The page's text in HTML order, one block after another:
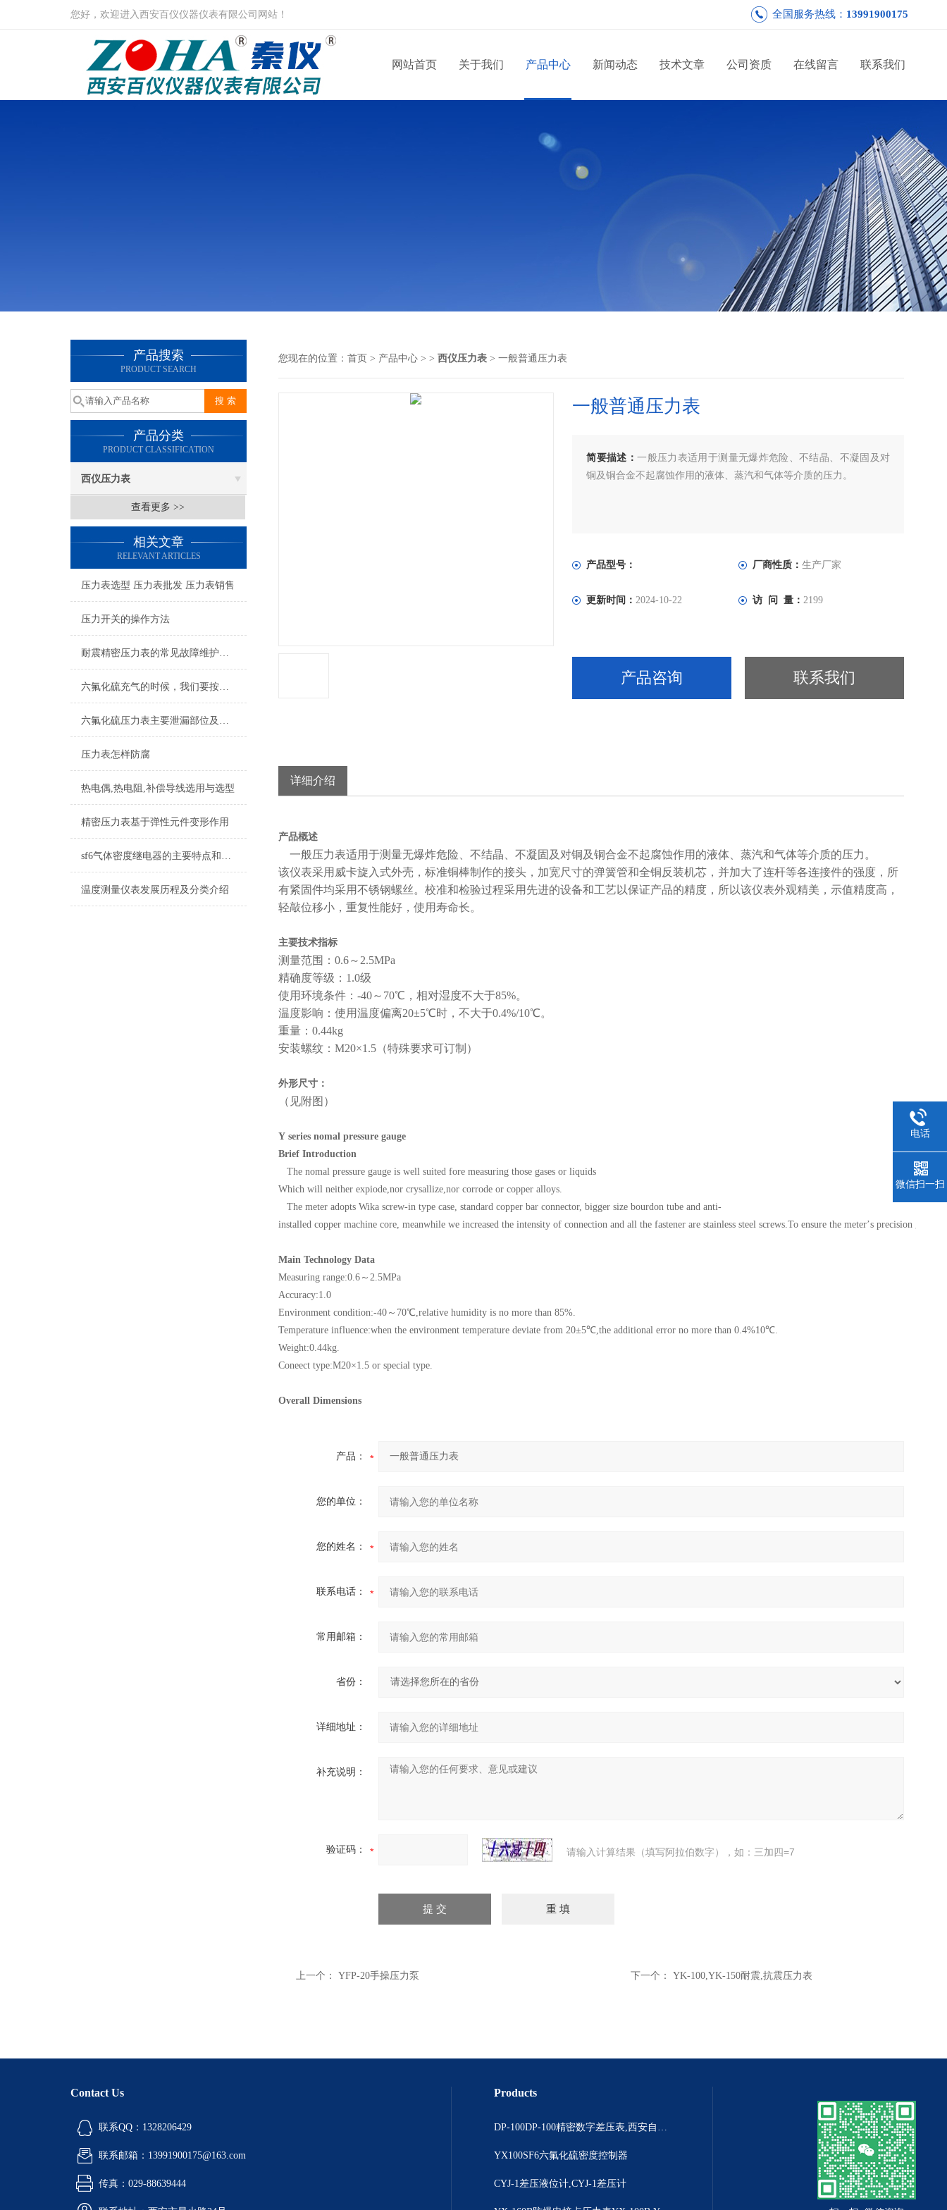
您好，欢迎进入西安百仪仪器仪表有限公司网站！ 全国服务热线： 13991900175
网站首页 关于我们 产品中心 新闻动态 技术文章 公司资质 在线留言 联系我们
产品搜索
PRODUCT SEARCH
产品分类
PRODUCT CLASSIFICATION
西仪压力表
查看更多 >>
相关文章
RELEVANT ARTICLES
压力表选型 压力表批发 压力表销售
压力开关的操作方法
耐震精密压力表的常见故障维护保养
六氟化硫充气的时候，我们要按照步骤来操作才能保证安全
六氟化硫压力表主要泄漏部位及处理方法
压力表怎样防腐
热电偶,热电阻,补偿导线选用与选型
精密压力表基于弹性元件变形作用
sf6气体密度继电器的主要特点和具体操作流程
温度测量仪表发展历程及分类介绍
您现在的位置： 首页 > 产品中心 > > 西仪压力表 > 一般普通压力表
一般普通压力表
简要描述：一般压力表适用于测量无爆炸危险、不结晶、不凝固及对
铜及铜合金不起腐蚀作用的液体、蒸汽和气体等介质的压力。
产品型号： 厂商性质： 生产厂家
更新时间：2024-10-22 访 问 量： 2199
产品咨询 联系我们
详细介绍
产品概述
一般压力表适用于测量无爆炸危险、不结晶、不凝固及对铜及铜合金不起腐蚀作用的液体、蒸汽和气体等介质的压力。
该仪表采用威卡旋入式外壳，标准铜棒制作的接头，加宽尺寸的弹簧管和全铜反装机芯，并加大了连杆等各连接件的强度，所
有紧固件均采用不锈钢螺丝。校准和检验过程采用先进的设备和工艺以保证产品的精度，所以该仪表外观精美，示值精度高，
轻敲位移小，重复性能好，使用寿命长。
主要技术指标
测量范围：0.6～2.5MPa
精确度等级：1.0级
使用环境条件：-40～70℃，相对湿度不大于85%。
温度影响：使用温度偏离20±5℃时，不大于0.4%/10℃。
重量：0.44kg
安装螺纹：M20×1.5（特殊要求可订制）
外形尺寸：
（见附图）
Y series nomal pressure gauge
Brief Introduction
The nomal pressure gauge is well suited fore measuring those gases or liquids
Which will neither expiode,nor crysallize,nor corrode or copper alloys.
The meter adopts Wika screw-in type case, standard copper bar connector, bigger size bourdon tube and anti-
installed copper machine core, meanwhile we increased the intensity of connection and all the fastener are stainless steel screws.To ensure the meter’s precision ,our
Main Technology Data
Measuring range:0.6～2.5MPa
Accuracy:1.0
Environment condition:-40～70℃,relative humidity is no more than 85%.
Temperature influence:when the environment temperature deviate from 20±5℃,the additional error no more than 0.4%10℃.
Weight:0.44kg.
Coneect type:M20×1.5 or special type.
Overall Dimensions
产品：
您的单位：
您的姓名：
联系电话：
常用邮箱：
省份：
详细地址：
补充说明：
验证码： 请输入计算结果（填写阿拉伯数字），如：三加四=7
上一个： YFP-20手操压力泵 下一个： YK-100,YK-150耐震,抗震压力表
Contact Us
联系QQ：1328206429
联系邮箱：13991900175@163.com
传真：029-88639444
Products
DP-100DP-100精密数字差压表,西安自动化仪表一厂 数字压力表
YX100SF6六氟化硫密度控制器
CYJ-1差压液位计,CYJ-1差压计
电话
微信扫一扫